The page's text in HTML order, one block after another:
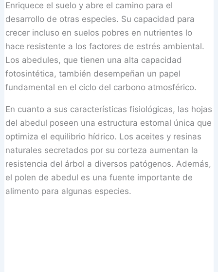
Enriquece el suelo y abre el camino para el
desarrollo de otras especies. Su capacidad para
crecer incluso en suelos pobres en nutrientes lo
hace resistente a los factores de estrés ambiental.
Los abedules, que tienen una alta capacidad
fotosintética, también desempeñan un papel
fundamental en el ciclo del carbono atmosférico.
En cuanto a sus características fisiológicas, las hojas
del abedul poseen una estructura estomal única que
optimiza el equilibrio hídrico. Los aceites y resinas
naturales secretados por su corteza aumentan la
resistencia del árbol a diversos patógenos. Además,
el polen de abedul es una fuente importante de
alimento para algunas especies.